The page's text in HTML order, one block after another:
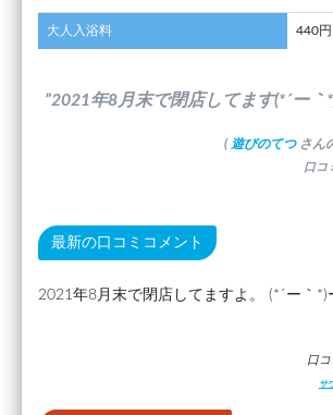
大人入浴料 440円
”2021年8月末で閉店してます(*´ー｀
( 遊びのてつ さん
口コ
最新の口コミコメント
2021年8月末で閉店してますよ。 (*´ー｀*)
口
サ